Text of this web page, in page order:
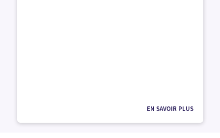
EN SAVOIR PLUS